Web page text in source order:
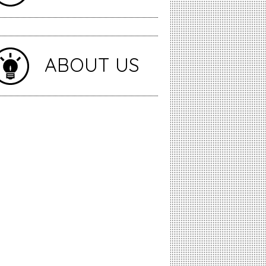
ABOUT US